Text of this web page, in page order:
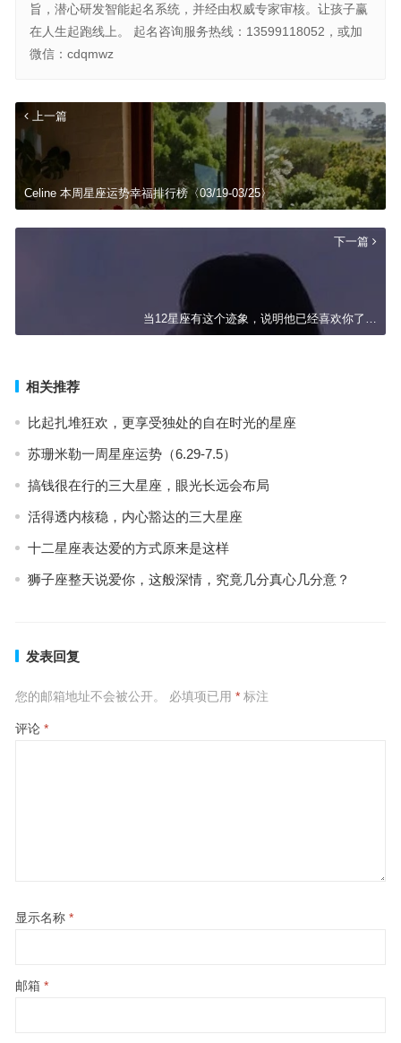
旨，潜心研发智能起名系统，并经由权威专家审核。让孩子赢
在人生起跑线上。 起名咨询服务热线：13599118052，或加
微信：cdqmwz
上一篇
Celine 本周星座运势幸福排行榜〈03/19-03/25〉
下一篇
当12星座有这个迹象，说明他已经喜欢你了…
相关推荐
比起扎堆狂欢，更享受独处的自在时光的星座
苏珊米勒一周星座运势（6.29-7.5）
搞钱很在行的三大星座，眼光长远会布局
活得透内核稳，内心豁达的三大星座
十二星座表达爱的方式原来是这样
狮子座整天说爱你，这般深情，究竟几分真心几分意？
发表回复
您的邮箱地址不会被公开。 必填项已用 *标注
评论 *
显示名称 *
邮箱 *